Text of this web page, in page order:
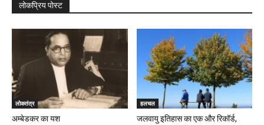
लोकप्रिय पोस्ट
लोकतंत्र
अम्बेडकर का यश
हलचल
जलवायु इतिहास का एक और रिकॉर्ड,